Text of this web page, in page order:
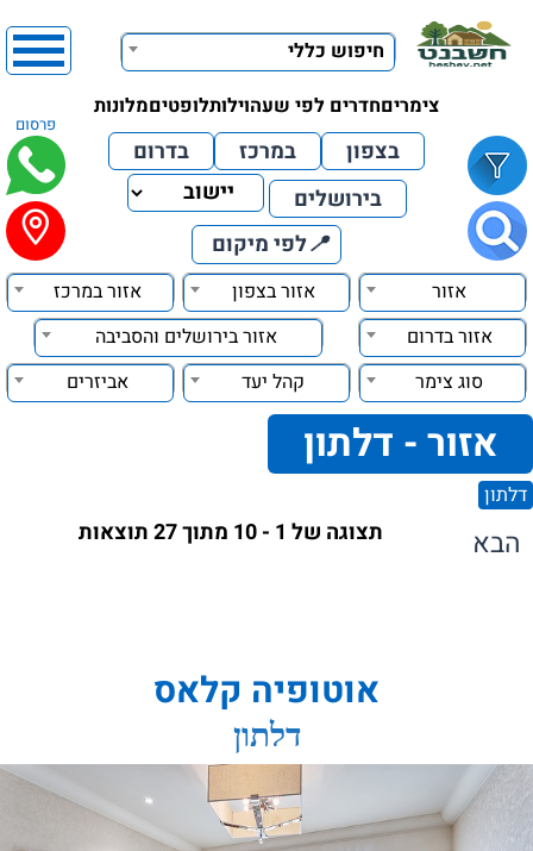
חיפוש כללי
צימריםחדרים לפי שעהוילותלופטיםמלונות
פרסום
בצפון במרכז
בדרום
בירושלים
📍לפי מיקום
אזור אזור בצפון
אזור במרכז
אזור בדרום
אזור בירושלים והסביבה
סוג צימר
קהל יעד אביזרים
אזור - דלתון
דלתון
תצוגה של 1 - 10 מתוך 27 תוצאות הבא
אוטופיה קלאס
דלתון